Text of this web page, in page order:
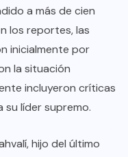
a más de cien
los reportes, las
inicialmente por
la situación
incluyeron críticas
su líder supremo.
hijo del último